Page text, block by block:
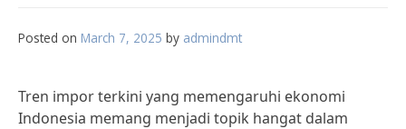
Posted on March 7, 2025 by admindmt
Tren impor terkini yang memengaruhi ekonomi
Indonesia memang menjadi topik hangat dalam